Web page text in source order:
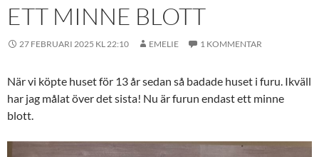
ETT MINNE BLOTT
27 FEBRUARI 2025 KL 22:10 EMELIE 1 KOMMENTAR
När vi köpte huset för 13 år sedan så badade huset i furu. Ikväll
har jag målat över det sista! Nu är furun endast ett minne
blott.